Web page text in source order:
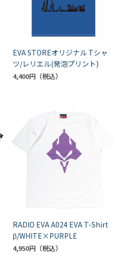
EVA STOREオリジナル Tシャ
ツ/レリエル(発泡プリント)
4,400円
RADIO EVA A024 EVA T-Shirt
β/WHITE×PURPLE
4,950円